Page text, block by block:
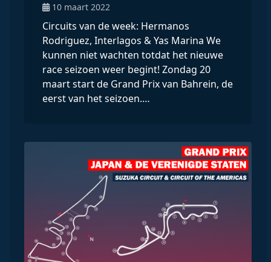
10 maart 2022
Circuits van de week: Hermanos
Rodriguez, Interlagos & Yas Marina We
kunnen niet wachten totdat het nieuwe
race seizoen weer begint! Zondag 20
maart start de Grand Prix van Bahrein, de
eerst van het seizoen.…